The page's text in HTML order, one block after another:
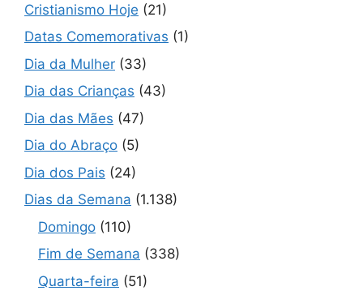
Cristianismo Hoje (21)
Datas Comemorativas (1)
Dia da Mulher (33)
Dia das Crianças (43)
Dia das Mães (47)
Dia do Abraço (5)
Dia dos Pais (24)
Dias da Semana (1.138)
Domingo (110)
Fim de Semana (338)
Quarta-feira (51)